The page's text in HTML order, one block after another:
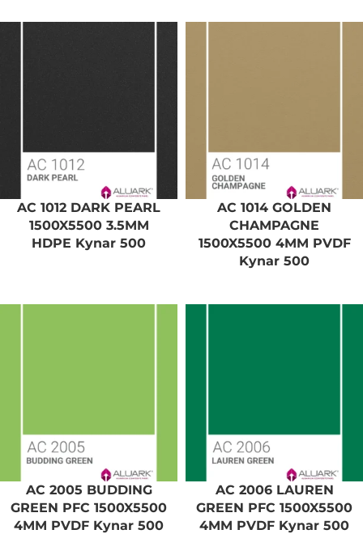
AC 1012 DARK PEARL
1500X5500 3.5MM
HDPE Kynar 500
AC 1014 GOLDEN
CHAMPAGNE
1500X5500 4MM PVDF
Kynar 500
AC 2005 BUDDING
GREEN PFC 1500X5500
4MM PVDF Kynar 500
AC 2006 LAUREN
GREEN PFC 1500X5500
4MM PVDF Kynar 500